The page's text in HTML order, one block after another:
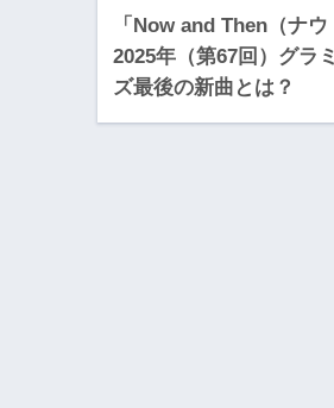
「Now and Then（ナウ
2025年（第67回）グラ
ズ最後の新曲とは？